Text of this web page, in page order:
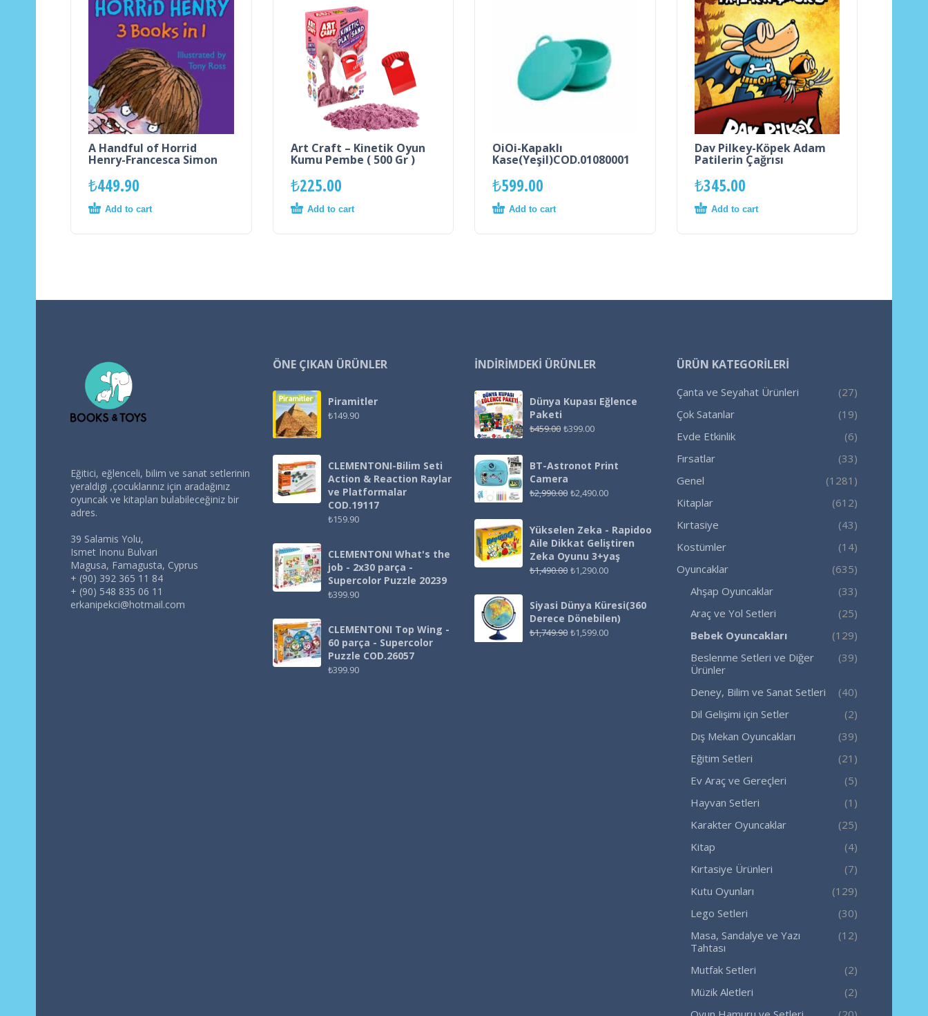
A Handful of Horrid
Henry-Francesca Simon
₺449.90
Add to cart
Art Craft – Kinetik Oyun
Kumu Pembe ( 500 Gr )
₺225.00
Add to cart
OiOi-Kapaklı
Kase(Yeşil)COD.01080001
₺599.00
Add to cart
Dav Pilkey-Köpek Adam
Patilerin Çağrısı
₺345.00
Add to cart
Eğitici, eğlenceli, bilim ve sanat setlerinin
yeraldigi ,çocuklarınız için aradağınız
oyuncak ve kitapları bulabileceğiniz bir
adres.
39 Salamis Yolu,
Ismet Inonu Bulvari
Magusa, Famagusta, Cyprus
+ (90) 392 365 11 84
+ (90) 548 835 06 11
erkanipekci@hotmail.com
ÖNE ÇIKAN ÜRÜNLER
Piramitler
₺149.90
CLEMENTONI-Bilim Seti
Action & Reaction Raylar
ve Platformalar
COD.19117
₺159.90
CLEMENTONI What's the
job - 2x30 parça -
Supercolor Puzzle 20239
₺399.90
CLEMENTONI Top Wing -
60 parça - Supercolor
Puzzle COD.26057
₺399.90
İNDIRIMDEKI ÜRÜNLER
Dünya Kupası Eğlence
Paketi
₺459.00 ₺399.00
BT-Astronot Print
Camera
₺2,990.00 ₺2,490.00
Yükselen Zeka - Rapidoo
Aile Dikkat Geliştiren
Zeka Oyunu 3+yaş
₺1,490.00 ₺1,290.00
Siyasi Dünya Küresi(360
Derece Dönebilen)
₺1,749.90 ₺1,599.00
ÜRÜN KATEGORILERI
Çanta ve Seyahat Ürünleri
(27)
Çok Satanlar
(19)
Evde Etkinlik
(6)
Fırsatlar
(33)
Genel
(1281)
Kitaplar
(612)
Kırtasiye
(43)
Kostümler
(14)
Oyuncaklar
(635)
Ahşap Oyuncaklar
(33)
Araç ve Yol Setleri
(25)
Bebek Oyuncakları
(129)
Beslenme Setleri ve Diğer
Ürünler
(39)
Deney, Bilim ve Sanat Setleri
(40)
Dil Gelişimi için Setler
(2)
Dış Mekan Oyuncakları
(39)
Eğitim Setleri
(21)
Ev Araç ve Gereçleri
(5)
Hayvan Setleri
(1)
Karakter Oyuncaklar
(25)
Kitap
(4)
Kırtasiye Ürünleri
(7)
Kutu Oyunları
(129)
Lego Setleri
(30)
Masa, Sandalye ve Yazı
Tahtası
(12)
Mutfak Setleri
(2)
Müzik Aletleri
(2)